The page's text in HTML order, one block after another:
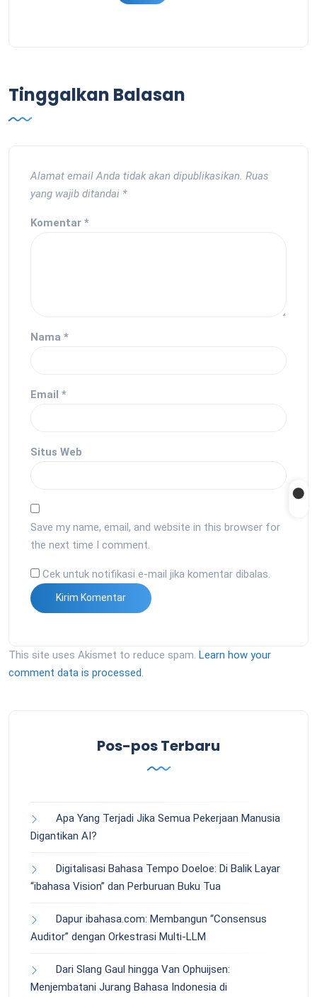
Tinggalkan Balasan
Alamat email Anda tidak akan dipublikasikan. Ruas
yang wajib ditandai *
Komentar *
Nama *
Email *
Situs Web
Save my name, email, and website in this browser for
the next time I comment.
Cek untuk notifikasi e-mail jika komentar dibalas.
This site uses Akismet to reduce spam. Learn how your
comment data is processed.
Pos-pos Terbaru
Apa Yang Terjadi Jika Semua Pekerjaan Manusia
Digantikan AI?
Digitalisasi Bahasa Tempo Doeloe: Di Balik Layar
“ibahasa Vision” dan Perburuan Buku Tua
Dapur ibahasa.com: Membangun “Consensus
Auditor” dengan Orkestrasi Multi-LLM
Dari Slang Gaul hingga Van Ophuijsen:
Menjembatani Jurang Bahasa Indonesia di